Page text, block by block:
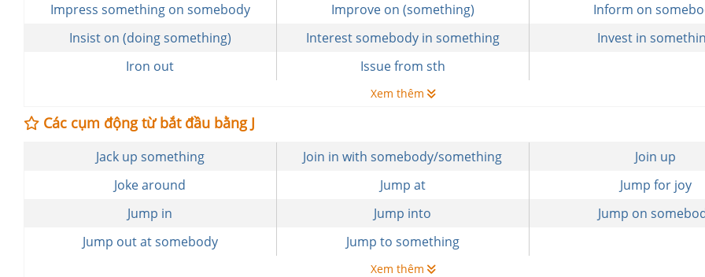
Impress something on somebody Improve on (something)
Inform on
Insist on (doing something)
Interest somebody in something
Invest in
Iron out
Issue from sth
Xem thêm
Các cụm động từ bắt đầu bằng J
Jack up something Join in with somebody/something
Join up
Joke around
Jump at
Jump for joy
Jump in
Jump into
Jump on
Jump out at somebody
Jump to something
Xem thêm